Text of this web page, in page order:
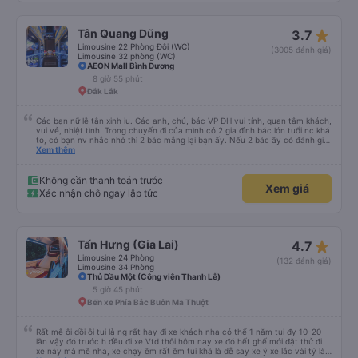
Tân Quang Dũng
Limousine 22 Phòng Đôi (WC)
Limousine 32 phòng (WC)
3.7 star_rate
(3005 đánh giá)
AEON Mall Bình Dương
8 giờ 55 phút
Đắk Lắk
Các bạn nữ lễ tân xinh iu. Các anh, chú, bác VP ĐH vui tính, quan tâm khách,
vui vẻ, nhiệt tình. Trong chuyến đi của mình có 2 gia đình bác lớn tuổi nc khá
to, có bạn nv nhắc nhở thì 2 bác mắng lại bạn ấy. Nếu 2 bác ấy có đánh giá
xấu thì mình ngược lại nha. Bạn ấy nhắc nhở rất đúng. 2 bác nói rất to. To
bạn ấy nha. Nếu bạn ấy bị trừ thì bảo bạn ấy liên hệ sđt của mình, mình hỗ
trợ ạ. Số mình đuôi 666, chuyến ĐH-NT ngày 16/1. À các bạn nữ lễ tân xinh
iu còn đổi cho mình phòng đơn sang đôi xong còn note là (một mình) yêu
Xem thêm
Không cần thanh toán trước
Xác nhận chỗ ngay lập tức
Xem giá
Tấn Hưng (Gia Lai)
Limousine 24 Phòng
Limousine 34 Phòng
4.7 star_rate
(132 đánh giá)
Thủ Dầu Một (Công viên Thanh Lễ)
5 giờ 45 phút
Bến xe Phía Bắc Buôn Ma Thuột
Rất mê ôi dồi ôi tui là ng rất hay đi xe khách nha có thể 1 năm tui đy 10-20
lần vậy đó trước h đều đi xe Vtd thôi hôm nay xe đó hết ghế mới đặt thử đi
xe này mà mê nha, xe chạy êm rất êm tui khá là dễ say xe ý xe lắc vài tý là